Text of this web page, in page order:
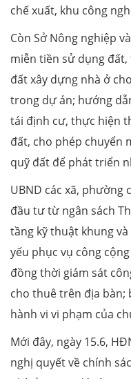
chế xuất, khu công
Còn Sở Nông nghiệp
miễn tiền sử dụng
đất xây dựng nhà ở
trong dự án; hướng
tái định cư, thực hiện
đất, cho phép chuyển
quỹ đất để phát triển
UBND các xã, phường
đầu tư từ ngân sách
tầng kỹ thuật khung
yếu phục vụ công
đồng thời giám sát
cho thuê trên địa bàn;
hành vi vi phạm của
Mới đây, ngày 15.6,
nghị quyết về chính